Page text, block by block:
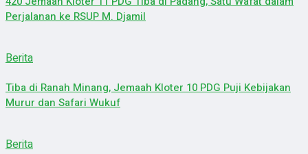
Perjalanan ke RSUP M. Djamil
Berita
Tiba di Ranah Minang, Jemaah Kloter 10 PDG Puji Kebijakan
Murur dan Safari Wukuf
Berita